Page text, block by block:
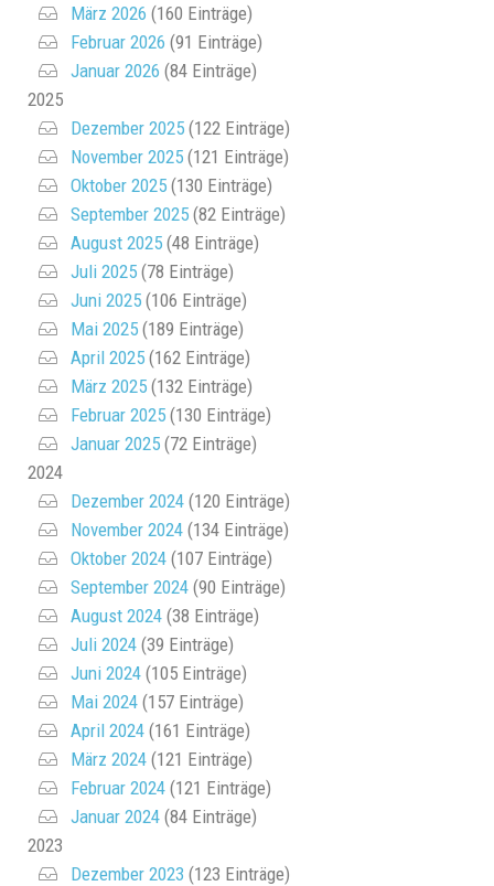
März 2026 (160 Einträge)
Februar 2026 (91 Einträge)
Januar 2026 (84 Einträge)
2025
Dezember 2025 (122 Einträge)
November 2025 (121 Einträge)
Oktober 2025 (130 Einträge)
September 2025 (82 Einträge)
August 2025 (48 Einträge)
Juli 2025 (78 Einträge)
Juni 2025 (106 Einträge)
Mai 2025 (189 Einträge)
April 2025 (162 Einträge)
März 2025 (132 Einträge)
Februar 2025 (130 Einträge)
Januar 2025 (72 Einträge)
2024
Dezember 2024 (120 Einträge)
November 2024 (134 Einträge)
Oktober 2024 (107 Einträge)
September 2024 (90 Einträge)
August 2024 (38 Einträge)
Juli 2024 (39 Einträge)
Juni 2024 (105 Einträge)
Mai 2024 (157 Einträge)
April 2024 (161 Einträge)
März 2024 (121 Einträge)
Februar 2024 (121 Einträge)
Januar 2024 (84 Einträge)
2023
Dezember 2023 (123 Einträge)